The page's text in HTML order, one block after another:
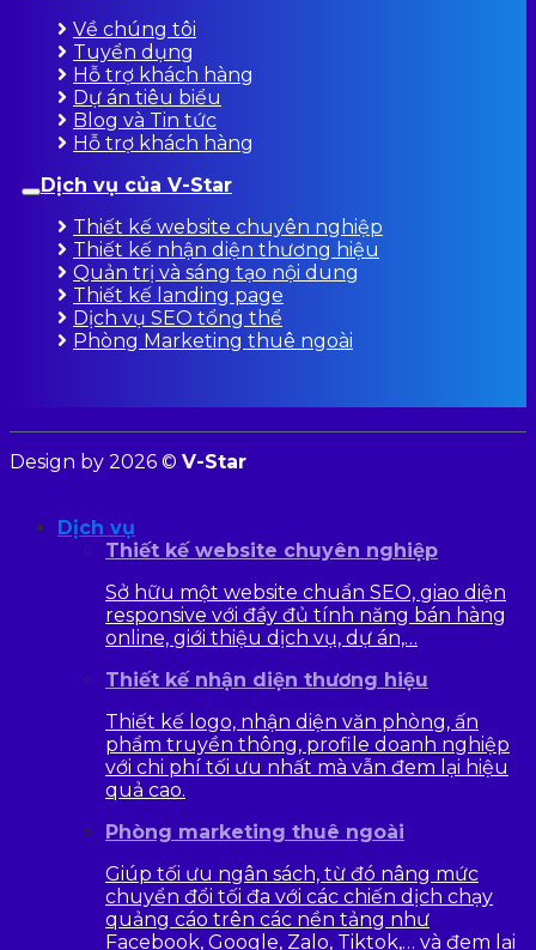
Về chúng tôi
Tuyển dụng
Hỗ trợ khách hàng
Dự án tiêu biểu
Blog và Tin tức
Hỗ trợ khách hàng
Dịch vụ của V-Star
Thiết kế website chuyên nghiệp
Thiết kế nhận diện thương hiệu
Quản trị và sáng tạo nội dung
Thiết kế landing page
Dịch vụ SEO tổng thể
Phòng Marketing thuê ngoài
Design by 2026 © V-Star
Dịch vụ
Thiết kế website chuyên nghiệp
Sở hữu một website chuẩn SEO, giao diện
responsive với đầy đủ tính năng bán hàng
online, giới thiệu dịch vụ, dự án,…
Thiết kế nhận diện thương hiệu
Thiết kế logo, nhận diện văn phòng, ấn
phẩm truyền thông, profile doanh nghiệp
với chi phí tối ưu nhất mà vẫn đem lại hiệu
quả cao.
Phòng marketing thuê ngoài
Giúp tối ưu ngân sách, từ đó nâng mức
chuyển đổi tối đa với các chiến dịch chạy
quảng cáo trên các nền tảng như
Facebook, Google, Zalo, Tiktok,… và đem lại